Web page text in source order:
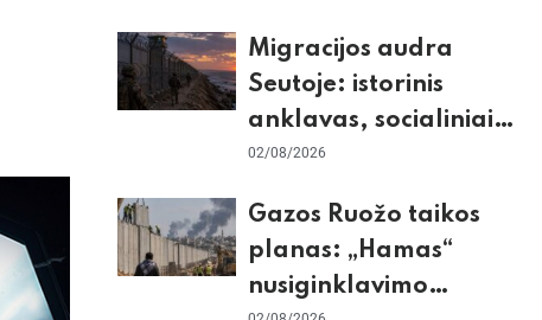
Migracijos audra
Seutoje: istorinis
anklavas, socialiniai
tinklai ir ES skilimas
02/08/2026
Gazos Ruožo taikos
planas: „Hamas“
nusiginklavimo